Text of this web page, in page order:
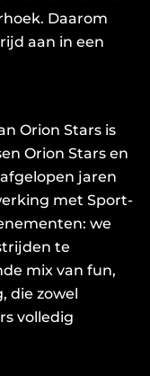
Daarom
aan in een
Orion Stars is
Orion Stars en
jaren
met Sport-
we
te
mix van fun,
die zowel
volledig